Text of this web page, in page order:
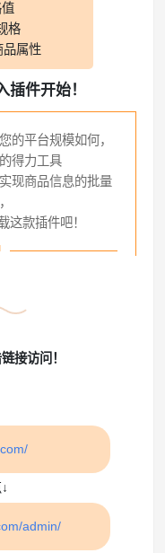
格
品属性
件开始！
的平台规模如何，
得力工具
现商品信息的批量
这款插件吧！
接访问！
admin/